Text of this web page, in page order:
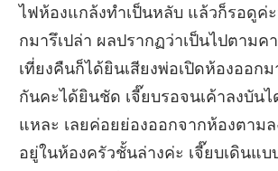
ไฟห้องแกล้งทำเป็นหลับ แล้วก็รอดูค่ะ
กมารึเปล่า ผลปรากฏว่าเป็นไปตาม
เที่ยงคืนก็ได้ยินเสียงพ่อเปิดห้องออก
กันคะได้ยินชัด เจี๊ยบรอจนเค้าลงบัน
แหละ เลยค่อยย่องออกจากห้องตาม
อยู่ในห้องครัวชั้นล่างค่ะ เจี๊ยบเดินแบ